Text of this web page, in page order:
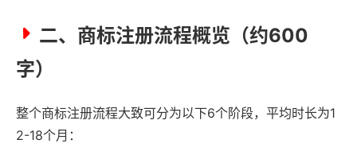
二、商标注册流程概览（约600
字）
整个商标注册流程大致可分为以下6个阶段，平均时长为1
2-18个月：